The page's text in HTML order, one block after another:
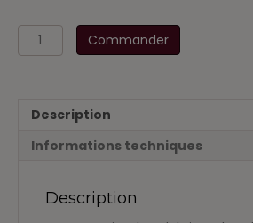
quantité
de
2017-
2018
Commander
Description
Informations techniques
Description